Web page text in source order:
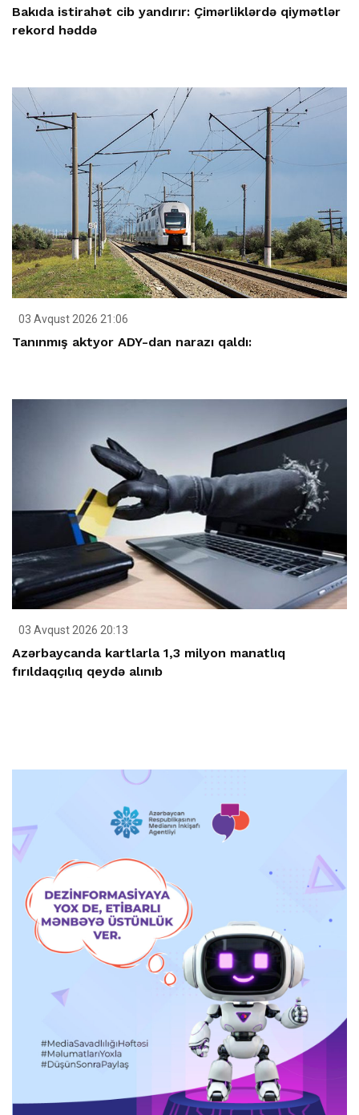
Bakıda istirahət cib yandırır: Çimərliklərdə qiymətlər
rekord həddə
03 Avqust 2026 21:06
Tanınmış aktyor ADY-dan narazı qaldı:
03 Avqust 2026 20:13
Azərbaycanda kartlarla 1,3 milyon manatlıq
fırıldaqçılıq qeydə alınıb